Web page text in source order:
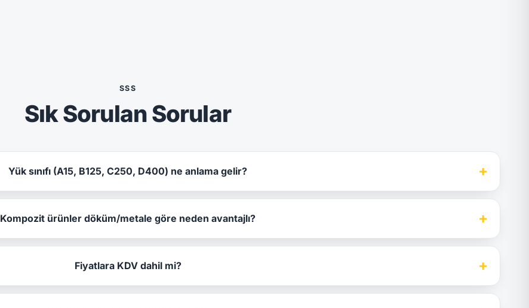
SSS
Sık Sorulan Sorular
Yük sınıfı (A15, B125, C250, D400) ne anlama gelir? +
Kompozit ürünler döküm/metale göre neden avantajlı? +
Fiyatlara KDV dahil mi? +